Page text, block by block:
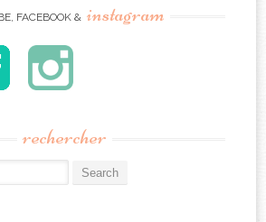
FACEBOOK & instagram
rechercher